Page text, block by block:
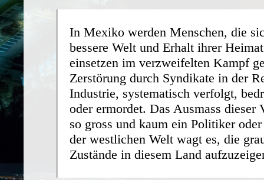
In Mexiko werden Menschen, die
bessere Welt und Erhalt ihrer
einsetzen im verzweifelten Kampf
Zerstörung durch Syndikate in der
Industrie, systematisch verfolgt,
oder ermordet. Das Ausmass dieser
so gross und kaum ein Politiker
der westlichen Welt wagt es, die
Zustände in diesem Land